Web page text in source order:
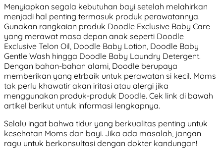
Menyiapkan segala kebutuhan bayi setelah melahirkan
menjadi hal penting termasuk produk perawatannya.
Gunakan rangkaian produk Doodle Exclusive Baby Care
yang merawat masa depan anak seperti Doodle
Exclusive Telon Oil, Doodle Baby Lotion, Doodle Baby
Gentle Wash hingga Doodle Baby Laundry Detergent.
Dengan bahan-bahan alami, Doodle berupaya
memberikan yang etrbaik untuk perawatan si kecil. Moms
tak perlu khawatir akan iritasi atau alergi jika
menggunakan produk-produk Doodle. Cek link di bawah
artikel berikut untuk informasi lengkapnya.
Selalu ingat bahwa tidur yang berkualitas penting untuk
kesehatan Moms dan bayi. Jika ada masalah, jangan
ragu untuk berkonsultasi dengan dokter kandungan!